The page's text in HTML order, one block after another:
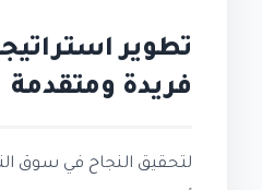
تطوير
فريدة ومتقدمة
لتحقيق النجاح في سوق